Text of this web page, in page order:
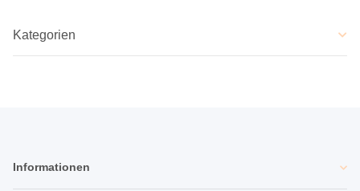
Kategorien
Informationen